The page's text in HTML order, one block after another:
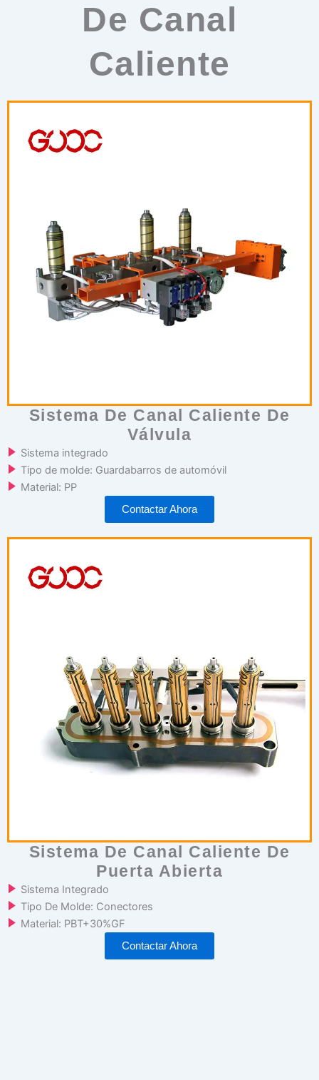
De Canal
Caliente
Sistema De Canal Caliente De
Válvula
Sistema integrado
Tipo de molde: Guardabarros de automóvil
Material: PP
Contactar Ahora
Sistema De Canal Caliente De
Puerta Abierta
Sistema Integrado
Tipo De Molde: Conectores
Material: PBT+30%GF
Contactar Ahora